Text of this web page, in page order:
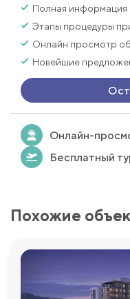
Полная информация
Этапы процедуры
Онлайн просмотр
Новейшие
Онлайн-
Бесплатный
Похожие